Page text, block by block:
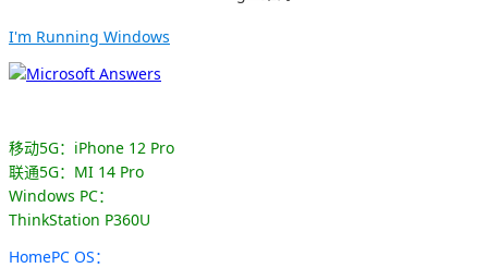
I'm Running Windows
移动5G：iPhone 12 Pro
联通5G：MI 14 Pro
Windows PC：
ThinkStation P360U
HomePC OS：